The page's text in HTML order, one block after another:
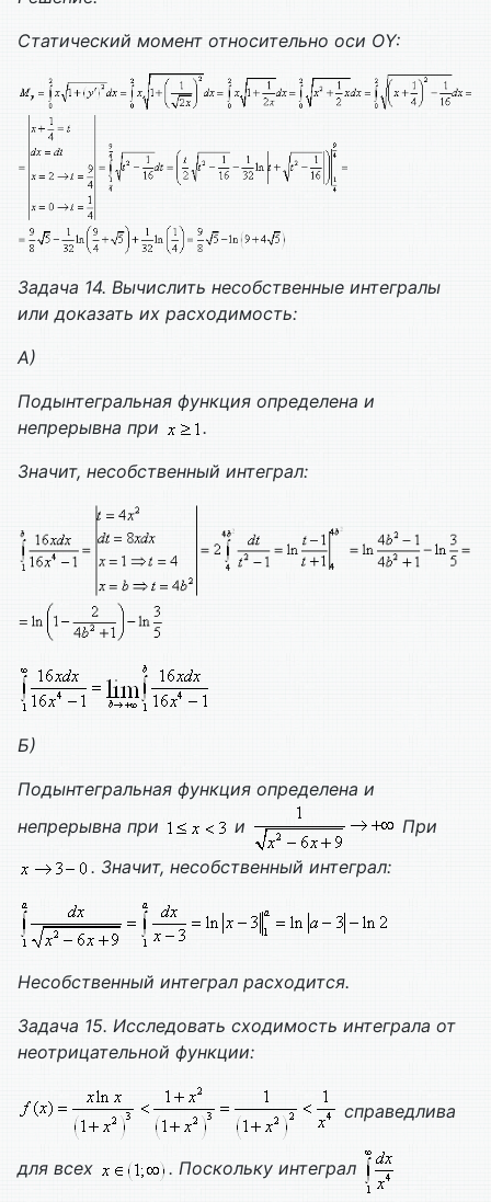
Статический момент относительно оси ОY:
Задача 14. Вычислить несобственные интегралы
или доказать их расходимость:
А)
Подынтегральная функция определена и
непрерывна при
.
Значит, несобственный интеграл:
Б)
Подынтегральная функция определена и
непрерывна при
и
При
. Значит, несобственный интеграл:
Несобственный интеграл расходится.
Задача 15. Исследовать сходимость интеграла от
неотрицательной функции:
справедлива
для всех
. Поскольку интеграл